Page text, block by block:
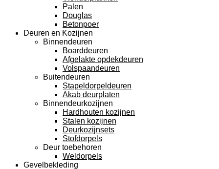
Palen
Douglas
Betonpoer
Deuren en Kozijnen
Binnendeuren
Boarddeuren
Afgelakte opdekdeuren
Volspaandeuren
Buitendeuren
Stapeldorpeldeuren
Akab deurplaten
Binnendeurkozijnen
Hardhouten kozijnen
Stalen kozijnen
Deurkozijnsets
Stofdorpels
Deur toebehoren
Weldorpels
Gevelbekleding